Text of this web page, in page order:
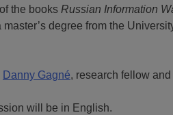
the books Russian Information
master’s degree from the
Danny Gagné, research fellow
will be in English.